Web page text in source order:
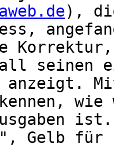
),
seinen
anzeigt.
Gelb für